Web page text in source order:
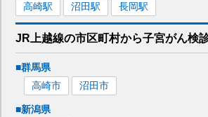
高崎駅 沼田駅 長岡駅
JR上越線の市区町村から子宮がん検
■群馬県
高崎市
沼田市
■新潟県